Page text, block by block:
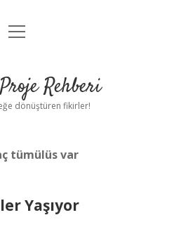
Anasayfa
Uyarı
menüyü
Rehberi
dönüştüren fikirler!
tümülüs var
Yaşıyor